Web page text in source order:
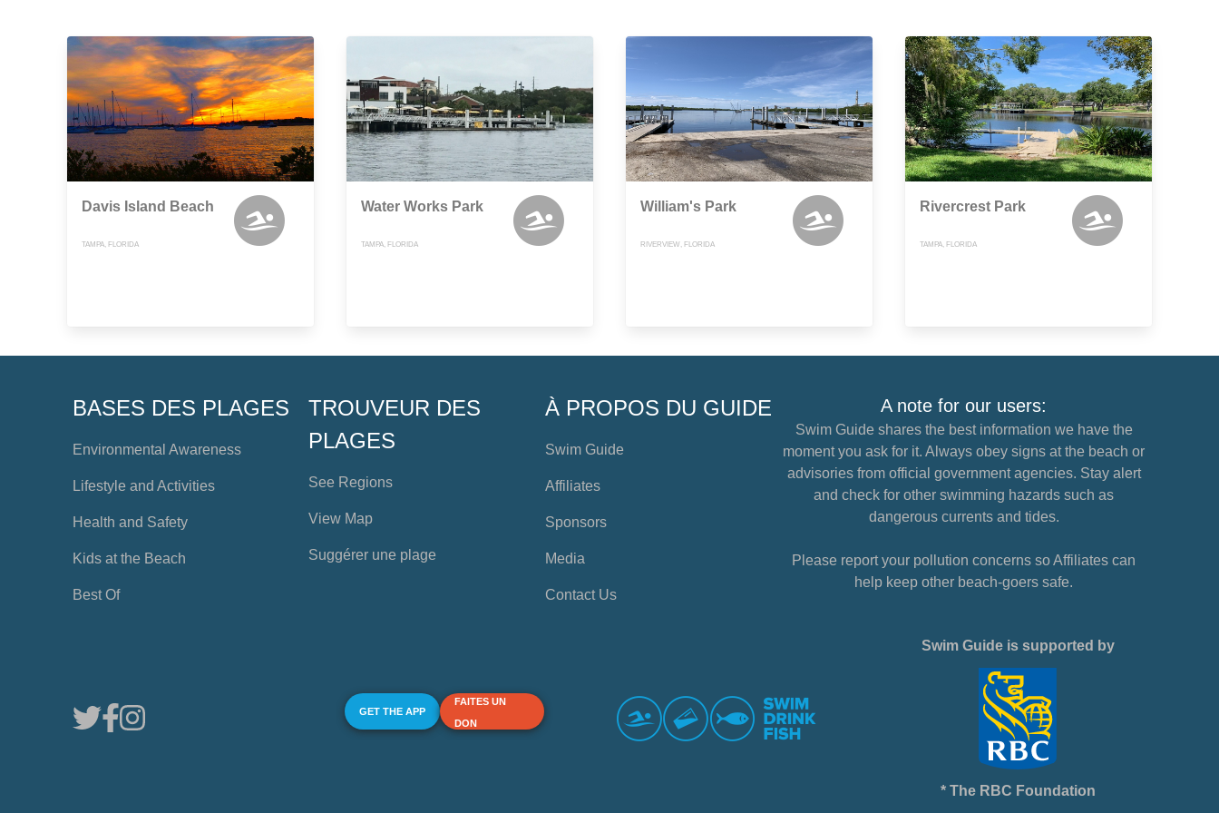
Davis Island Beach
TAMPA, FLORIDA
Water Works Park
TAMPA, FLORIDA
William's Park
RIVERVIEW, FLORIDA
Rivercrest Park
TAMPA, FLORIDA
BASES DES PLAGES
Environmental Awareness
Lifestyle and Activities
Health and Safety
Kids at the Beach
Best Of
TROUVEUR DES
PLAGES
See Regions
View Map
Suggérer une plage
À PROPOS DU GUIDE
Swim Guide
Affiliates
Sponsors
Media
Contact Us
A note for our users:
Swim Guide shares the best information we have the
moment you ask for it. Always obey signs at the beach or
advisories from official government agencies. Stay alert
and check for other swimming hazards such as
dangerous currents and tides.
Please report your pollution concerns so Affiliates can
help keep other beach-goers safe.
GET THE APP
FAITES UN
DON
Swim Guide is supported by
* The RBC Foundation